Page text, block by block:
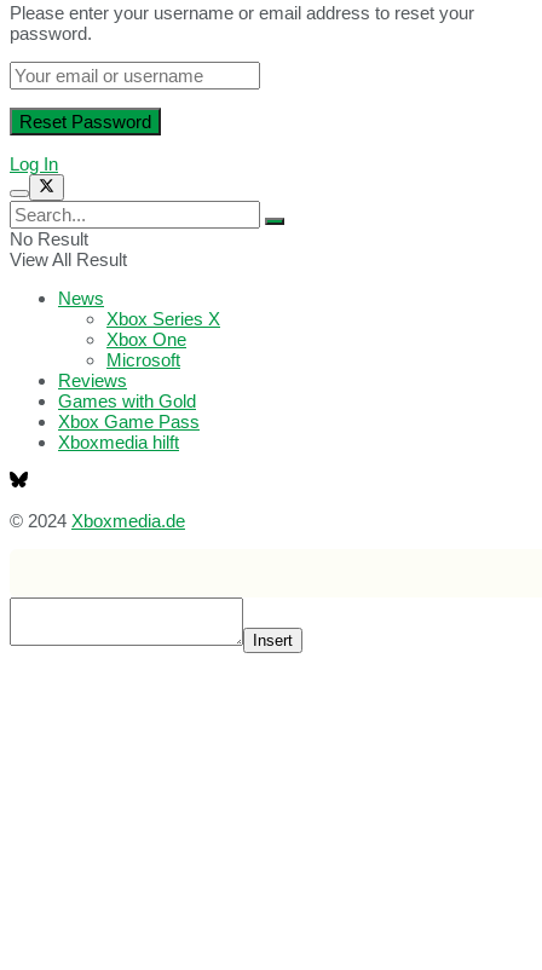
Please enter your username or email address to reset your
password.
Log In
No Result
View All Result
News
Xbox Series X
Xbox One
Microsoft
Reviews
Games with Gold
Xbox Game Pass
Xboxmedia hilft
© 2024 Xboxmedia.de
Insert